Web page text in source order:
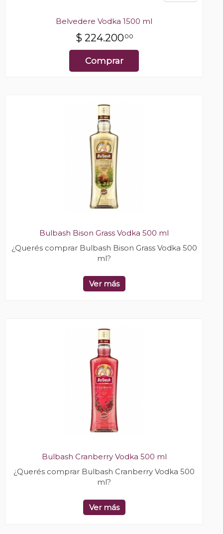
Belvedere Vodka 1500 ml
$ 224.20000
Comprar
Bulbash Bison Grass Vodka 500 ml
¿Querés comprar Bulbash Bison Grass Vodka 500
ml?
Ver más
Bulbash Cranberry Vodka 500 ml
¿Querés comprar Bulbash Cranberry Vodka 500
ml?
Ver más